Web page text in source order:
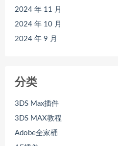
2024 年 11 月
2024 年 10 月
2024 年 9 月
分类
3DS Max插件
3DS MAX教程
Adobe全家桶